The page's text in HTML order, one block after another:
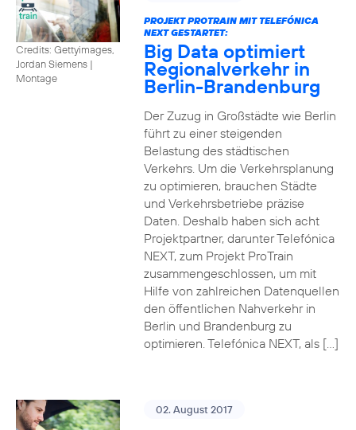
Credits: Gettyimages,
Jordan Siemens |
Montage
PROJEKT PROTRAIN MIT TELEFÓNICA
NEXT GESTARTET:
Big Data optimiert
Regionalverkehr in
Berlin-Brandenburg
Der Zuzug in Großstädte wie Berlin
führt zu einer steigenden
Belastung des städtischen
Verkehrs. Um die Verkehrsplanung
zu optimieren, brauchen Städte
und Verkehrsbetriebe präzise
Daten. Deshalb haben sich acht
Projektpartner, darunter Telefónica
NEXT, zum Projekt ProTrain
zusammengeschlossen, um mit
Hilfe von zahlreichen Datenquellen
den öffentlichen Nahverkehr in
Berlin und Brandenburg zu
optimieren. Telefónica NEXT, als […]
02. August 2017